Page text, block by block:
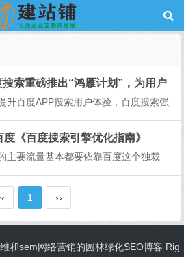
索重磅推出“鸿雁计划”，为用户
航
升百度APP搜索用户体验，百度搜索强
开发者快速了解真实的搜索用户需求，
度。针对百度APP用户在使用百度搜索
问题，比如内容违规/违法、内容侵犯个
《百度搜索引擎优化指南》
主要流量基本都要依靠百度这个独裁
为自己是大师，市面上也有不少自称为
师，称关键字做到前几，百度明确的说
1 ››
和sem网络营销的园林绿化SEO博客 Rig